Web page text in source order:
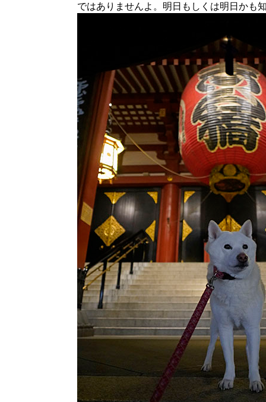
ではありませんよ。明日もしくは明日かも